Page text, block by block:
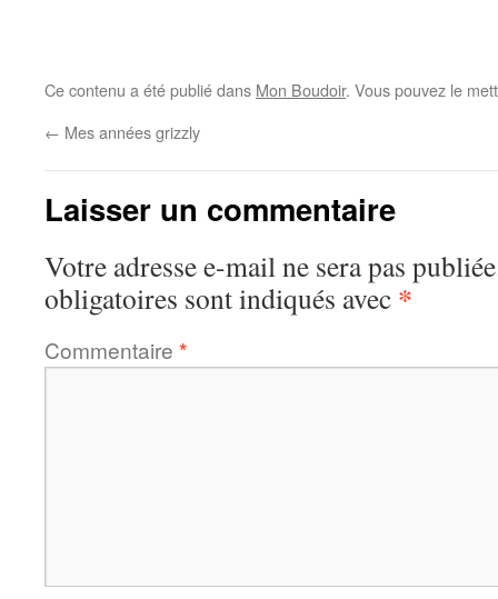
Ce contenu a été publié dans Mon Boudoir. Vous pouvez le
← Mes années grizzly
Laisser un commentaire
Votre adresse e-mail ne sera pas
obligatoires sont indiqués avec *
Commentaire *